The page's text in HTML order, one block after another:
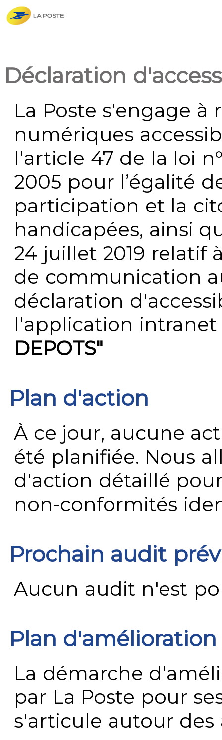
Déclaration
La Poste s'engage à
numériques
l'article 47 de la loi
2005 pour l’égalité
participation et la
handicapées, ainsi
24 juillet 2019 relatif
de communication
déclaration
l'application
DEPOTS"
Plan d'action
À ce jour, aucune
été planifiée. Nous
d'action détaillé
non-conformités
Prochain audit
Aucun audit n'est
Plan
La démarche
par La Poste pour
s'articule autour des